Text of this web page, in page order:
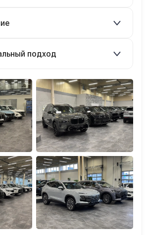
подход